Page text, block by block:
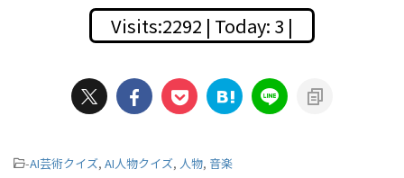
Visits:2292 | Today: 3 |
-AI芸術クイズ, AI人物クイズ, 人物, 音楽